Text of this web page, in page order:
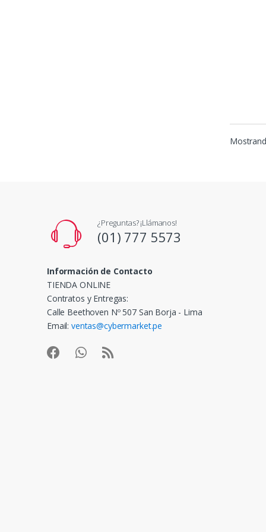
¿Preguntas? ¡Llámanos!
(01) 777 5573
Información de Contacto
TIENDA ONLINE
Contratos y Entregas:
Calle Beethoven Nº 507 San Borja - Lima
Email:ventas@cybermarket.pe